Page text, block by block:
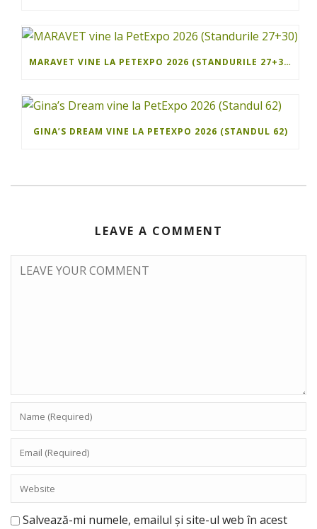
MARAVET VINE LA PETEXPO 2026 (STANDURILE 27+30)
GINA’S DREAM VINE LA PETEXPO 2026 (STANDUL 62)
LEAVE A COMMENT
Salvează-mi numele, emailul și site-ul web în acest